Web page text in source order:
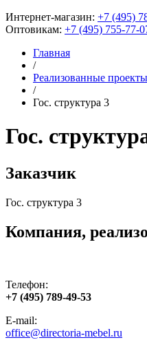
Интернет-магазин: +7 (495)
Оптовикам: +7 (495) 755-77-
Главная
/
Реализованные проекты
/
Гос. структура 3
Гос.
Заказчик
Гос. структура 3
Компания,
Телефон:
+7 (495) 789-49-53
E-mail:
office@directoria-mebel.ru